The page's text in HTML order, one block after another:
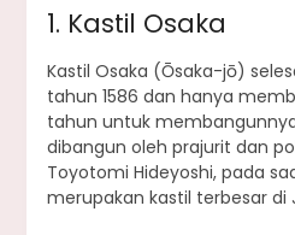
1. Kastil Osaka
Kastil Osaka (Ōsaka-jō)
tahun 1586 dan hanya
tahun untuk
dibangun oleh prajurit dan
Toyotomi Hideyoshi, pada
merupakan kastil terbesar di